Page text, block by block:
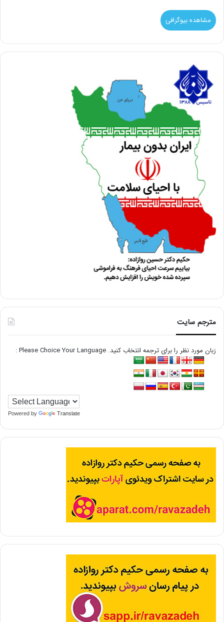
مشاهده بیوگرافی
مترجم سایت
زبان مورد نظر را برای ترجمه انتخاب کنید. Please Choice Your Language :
Powered by Translate